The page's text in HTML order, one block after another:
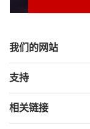
我们的网站
支持
相关链接